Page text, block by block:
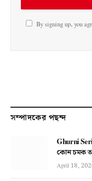
By signing up, you
সম্পাদকের পছন্দ
Ghurni
কোন চমক
April 18,